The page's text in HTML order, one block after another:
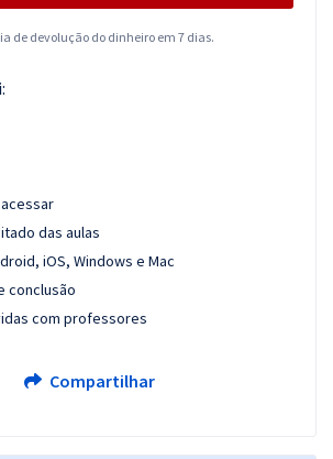
de devolução do dinheiro em 7 dias.
das aulas
iOS, Windows e Mac
conclusão
com professores
Compartilhar